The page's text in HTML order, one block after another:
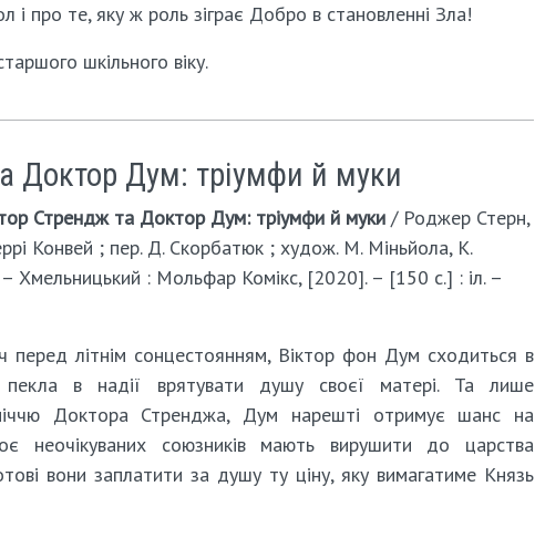
і про те, яку ж роль зіграє Добро в становленні Зла!
шкільного віку.
Доктор Дум: тріумфи й муки
Стрендж та Доктор Дум: тріумфи й муки / Роджер Стерн,
Конвей ; пер. Д. Скорбатюк ; худож. М. Міньйола, К.
Хмельницький : Мольфар Комікс, [2020]. – [150 с.] : іл. –
перед літнім сонцестоянням, Віктор фон Дум сходиться в
в надії врятувати душу своєї матері. Та лише
Доктора Стренджа, Дум нарешті отримує шанс на
неочікуваних союзників мають вирушити до царства
вони заплатити за душу ту ціну, яку вимагатиме Князь